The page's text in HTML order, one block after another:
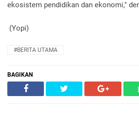
ekosistem pendidikan dan ekonomi,"
(Yopi)
#BERITA UTAMA
BAGIKAN